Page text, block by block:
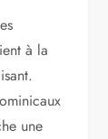
à la
une